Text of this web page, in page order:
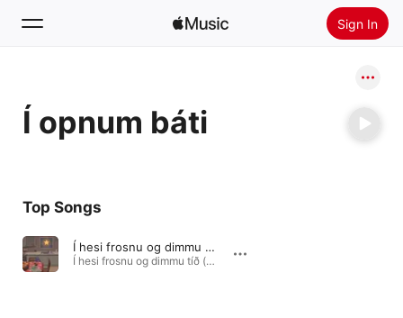
Sign In
Home
Radio
Í opnum báti
Top Songs
Í hesi frosnu og dimmu tíð (feat. Rebekka Petersen)
Í hesi frosnu og dimmu tíð (feat. Rebekka Petersen) - Single · 2023